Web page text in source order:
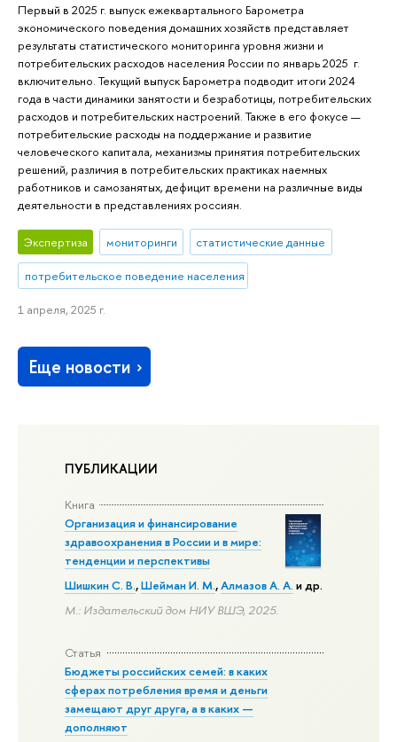
ПУБЛИКАЦИИ
Книга
Организация и финансирование
здравоохранения в России и в мире:
тенденции и перспективы
Шишкин С. В.,Шейман И. М.,Алмазов А. А. и др.
М.: Издательский дом НИУ ВШЭ, 2025.
Статья
Бюджеты российских семей: в каких
сферах потребления время и деньги
замещают друг друга, а в каких —
дополняют
Первый в 2025 г. выпуск ежеквартального Барометра
экономического поведения домашних хозяйств представляет
результаты статистического мониторинга уровня жизни и
потребительских расходов населения России по январь 2025 г.
включительно. Текущий выпуск Барометра подводит итоги 2024
года в части динамики занятости и безработицы, потребительских
расходов и потребительских настроений. Также в его фокусе —
потребительские расходы на поддержание и развитие
человеческого капитала, механизмы принятия потребительских
решений, различия в потребительских практиках наемных
работников и самозанятых, дефицит времени на различные виды
деятельности в представлениях россиян.
Экспертиза мониторинги статистические данные
потребительское поведение населения
1 апреля, 2025 г.
Еще новости